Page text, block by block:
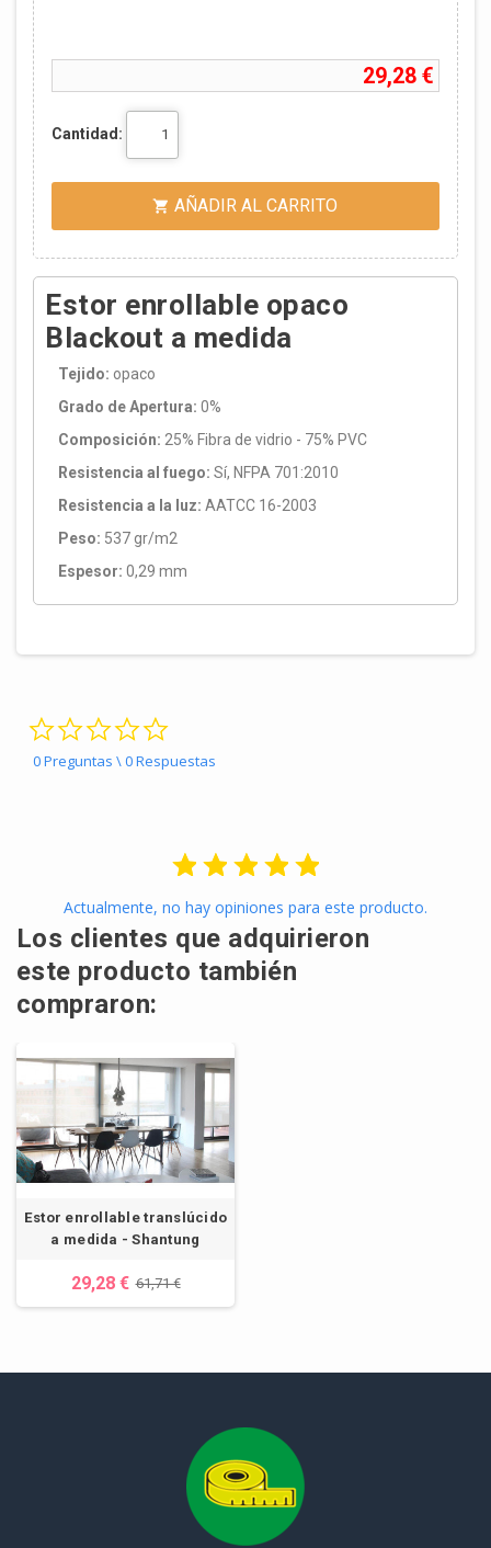
29,28 €
Cantidad:
 AÑADIR AL CARRITO
Estor enrollable opaco
Blackout a medida
Tejido: opaco
Grado de Apertura: 0%
Composición: 25% Fibra de vidrio - 75% PVC
Resistencia al fuego: Sí, NFPA 701:2010
Resistencia a la luz: AATCC 16-2003
Peso: 537 gr/m2
Espesor: 0,29 mm
0 Preguntas \ 0 Respuestas
Actualmente, no hay opiniones para este producto.
Los clientes que adquirieron
este producto también
compraron:
Estor enrollable translúcido
a medida - Shantung
29,28 € 61,71 €